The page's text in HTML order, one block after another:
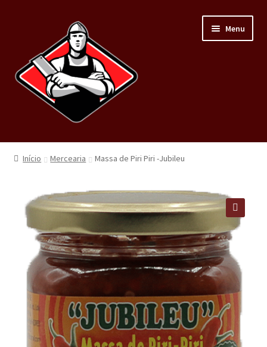
Menu
Home
Carnes
Minha conta
Outras questões
Condições de entrega
Receitas
Início Mercearia Massa de Piri Piri -Jubileu
🔍